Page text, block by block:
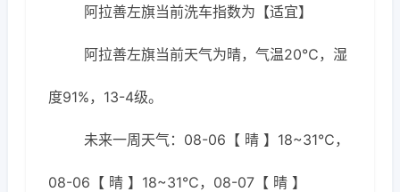
阿拉善左旗当前洗车指数为【适宜】
阿拉善左旗当前天气为晴，气温20℃，湿
度91%，13-4级。
未来一周天气：08-06【 晴 】18~31℃，
08-06【 晴 】18~31℃，08-07【 晴 】